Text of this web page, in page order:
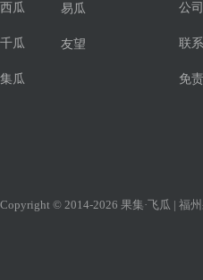
西瓜
千瓜
集瓜
易瓜
友望
公
联
免
Copyright © 2014-2026 果集·飞瓜 | 福